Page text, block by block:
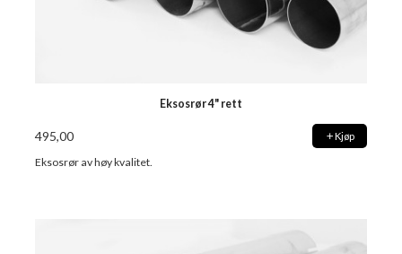
Eksosrør 4" rett
495,00 Kjøp
Eksosrør av høy kvalitet.